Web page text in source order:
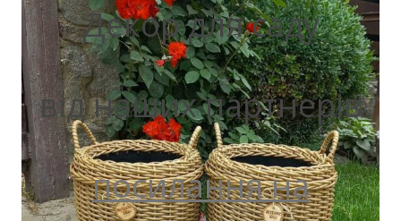
Декор для саду
від наших партнерів
посилання на